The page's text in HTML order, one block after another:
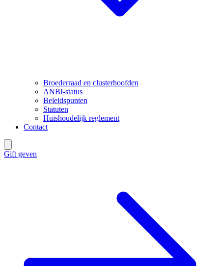
Broederraad en clusterhoofden
ANBI-status
Beleidspunten
Statuten
Huishoudelijk reglement
Contact
Gift geven